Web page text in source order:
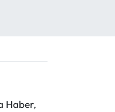
Haber,